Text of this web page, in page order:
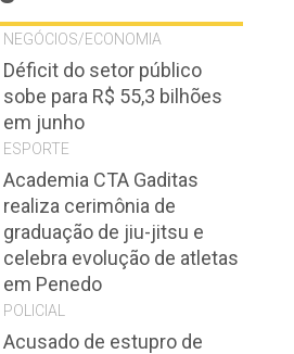
NEGÓCIOS/ECONOMIA
Déficit do setor público
sobe para R$ 55,3 bilhões
em junho
ESPORTE
Academia CTA Gaditas
realiza cerimônia de
graduação de jiu-jitsu e
celebra evolução de atletas
em Penedo
POLICIAL
Acusado de estupro de